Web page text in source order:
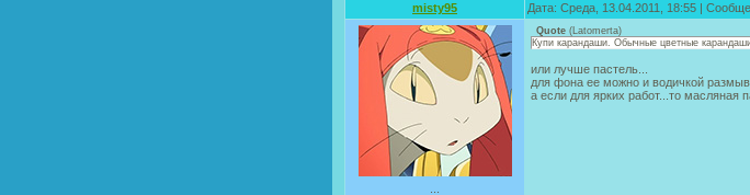
misty95 Дата: Среда, 13.04.2011, 18:55 |
Quote (Latomerta)
Купи карандаши. Обычные цветные
или лучше пастель...
для фона ее можно и водичкой
а если для ярких работ...то масляная